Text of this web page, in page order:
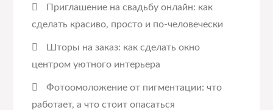
Приглашение на свадьбу онлайн: как
сделать красиво, просто и по-человечески
Шторы на заказ: как сделать окно
центром уютного интерьера
Фотоомоложение от пигментации: что
работает, а что стоит опасаться